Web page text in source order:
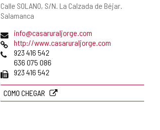
Endereço
postal
Calle SOLANO, S/N. La Calzada de Béjar.
Salamanca
Endereço
de
email
info@casaruraljorge.com
Pagina
web
http://www.casaruraljorge.com
Telefones
923 416 542
636 075 086
Fax 923 416 542
COMO CHEGAR